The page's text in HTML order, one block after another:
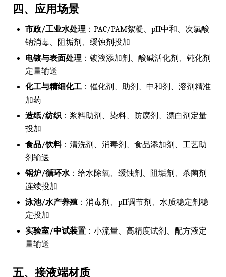
四、应用场景
市政/工业水处理 ：PAC/PAM絮凝、pH中和、次氯酸
钠消毒、阻垢剂、缓蚀剂投加
电镀与表面处理 ：镀液添加剂、酸碱活化剂、钝化剂
定量输送
化工与精细化工 ：催化剂、助剂、中和剂、溶剂精准
加药
造纸/纺织 ：浆料助剂、染料、防腐剂、漂白剂定量
投加
食品/饮料：清洗剂、消毒剂、食品添加剂、工艺助
剂输送
锅炉/循环水：给水除氧、缓蚀剂、阻垢剂、杀菌剂
连续投加
泳池/水产养殖 ：消毒剂、pH调节剂、水质稳定剂稳
定投加
实验室/中试装置 ：小流量、高精度试剂、配方液定
量输送
五、接液端材质